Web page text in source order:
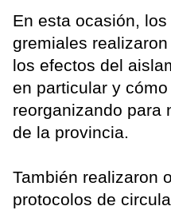
En esta ocasión,
gremiales
los efectos del
en particular y
reorganizando para
de la provincia.
También realizaron
protocolos de